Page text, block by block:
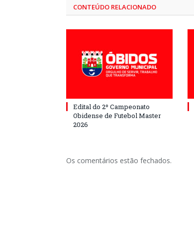
CONTEÚDO RELACIONADO
Edital do 2º Campeonato
Obidense de Futebol Master
2026
Os comentários estão fechados.